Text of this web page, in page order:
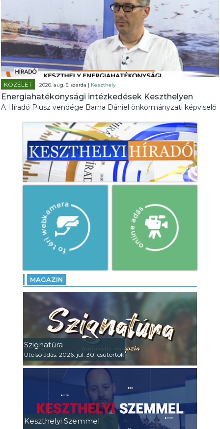
KÖZÉLET | 2026. aug. 5. szerda | Keszthely
Energiahatékonysági intézkedések Keszthelyen
A Híradó Plusz vendége Barna Dániel önkormányzati képviselő
MAGAZIN
Szignatúra
Utolsó adás: 2026. júl. 30. csütörtök
Keszthelyi Szemmel